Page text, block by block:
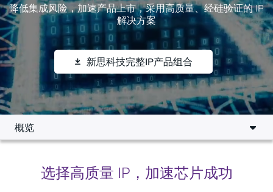
降低集成风险，加速产品上市，采用高质量、经硅验证的 IP
解决方案
新思科技完整IP产品组合
概览
IP查询选择高质量 IP，加速芯片成功